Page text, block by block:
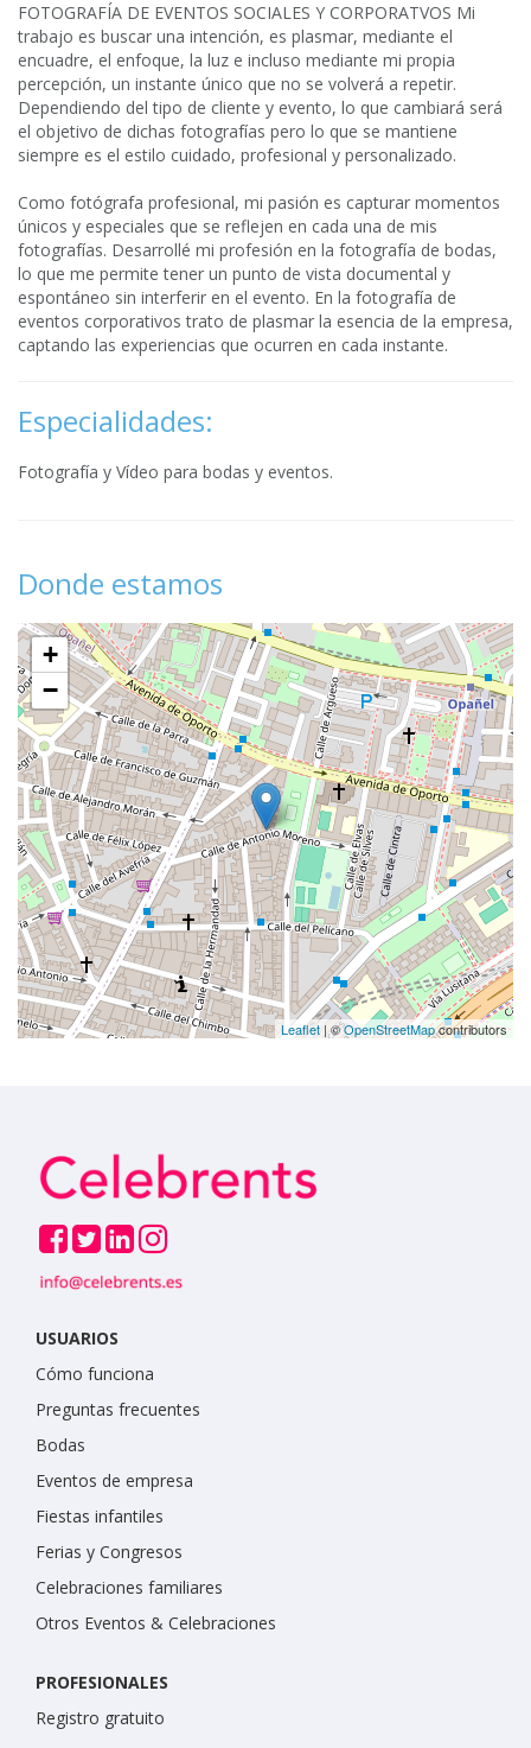
FOTOGRAFÍA DE EVENTOS SOCIALES Y CORPORATVOS Mi
trabajo es buscar una intención, es plasmar, mediante el
encuadre, el enfoque, la luz e incluso mediante mi propia
percepción, un instante único que no se volverá a repetir.
Dependiendo del tipo de cliente y evento, lo que cambiará será
el objetivo de dichas fotografías pero lo que se mantiene
siempre es el estilo cuidado, profesional y personalizado.
Como fotógrafa profesional, mi pasión es capturar momentos
únicos y especiales que se reflejen en cada una de mis
fotografías. Desarrollé mi profesión en la fotografía de bodas,
lo que me permite tener un punto de vista documental y
espontáneo sin interferir en el evento. En la fotografía de
eventos corporativos trato de plasmar la esencia de la empresa,
captando las experiencias que ocurren en cada instante.
Especialidades:
Fotografía y Vídeo para bodas y eventos.
Donde estamos
+
−
Leaflet | ©OpenStreetMapcontributors
USUARIOS
Cómo funciona
Preguntas frecuentes
Bodas
Eventos de empresa
Fiestas infantiles
Ferias y Congresos
Celebraciones familiares
Otros Eventos & Celebraciones
PROFESIONALES
Registro gratuito